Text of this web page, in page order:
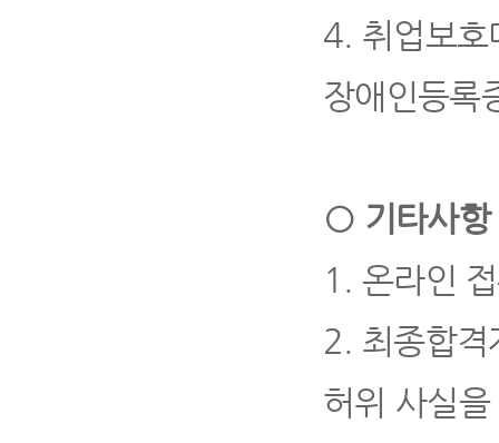
4. 취업보호
장애인등록
○ 기타사항
1. 온라인
2. 최종합
허위 사실